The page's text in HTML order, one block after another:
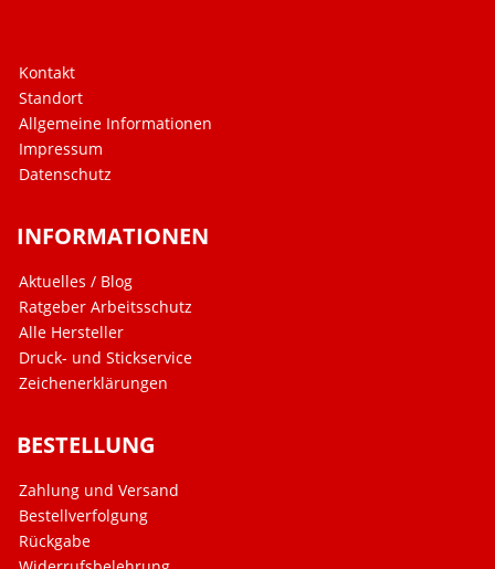
Kontakt
Standort
Allgemeine Informationen
Impressum
Datenschutz
INFORMATIONEN
Aktuelles / Blog
Ratgeber Arbeitsschutz
Alle Hersteller
Druck- und Stickservice
Zeichenerklärungen
BESTELLUNG
Zahlung und Versand
Bestellverfolgung
Rückgabe